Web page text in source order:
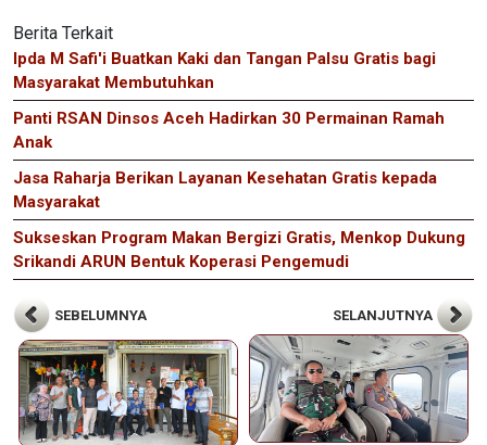
Berita Terkait
Ipda M Safi'i Buatkan Kaki dan Tangan Palsu Gratis bagi
Masyarakat Membutuhkan
Panti RSAN Dinsos Aceh Hadirkan 30 Permainan Ramah
Anak
Jasa Raharja Berikan Layanan Kesehatan Gratis kepada
Masyarakat
Sukseskan Program Makan Bergizi Gratis, Menkop Dukung
Srikandi ARUN Bentuk Koperasi Pengemudi
SEBELUMNYA SELANJUTNYA